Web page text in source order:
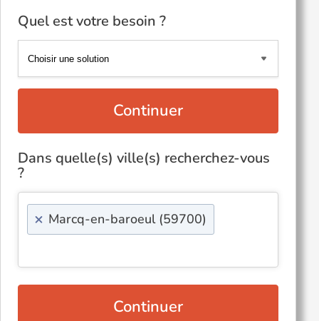
Quel est votre besoin ?
Continuer
Dans quelle(s) ville(s) recherchez-vous
?
× Marcq-en-baroeul (59700)
Continuer